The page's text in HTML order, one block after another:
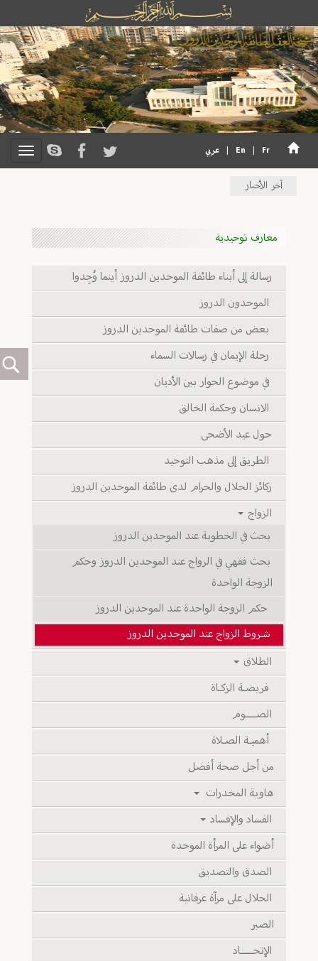
En Fr عربي
آخر الأخبار
معارف توحيدية
رسالة إلى أبناء طائفة الموحدين الدروز أينما وُجِدوا
الموحدون الدروز
بعض من صفات طائفة الموحدين الدروز
رحلة الإيمان في رسالات السماء
في موضوع الحوار بين الأديان
الانسان وحكمة الخالق
حول عيد الأضحى
الطريق إلى مذهب التوحيد
ركائز الحلال والحرام لدى طائفة الموحدين الدروز
الزواج
بحث في الخطوبة عند الموحدين الدروز
بحث فقهي في الزواج عند الموحدين الدروز وحكم الزوجة الواحدة
حكم الزوجة الواحدة عند الموحدين الدروز
شـروط الزواج عند الموحدين الدروز
الطلاق
فريضـة الزكـاة
الصـــــوم
أهميـة الصـلاة
من أجل صحة أفضل
هاوية المخدرات
الفساد والإفساد
أضواء على المرأة الموحدة
الصدق والتصديق
الحلال على مرآة عرفانية
الصبر
الإتحــــــاد